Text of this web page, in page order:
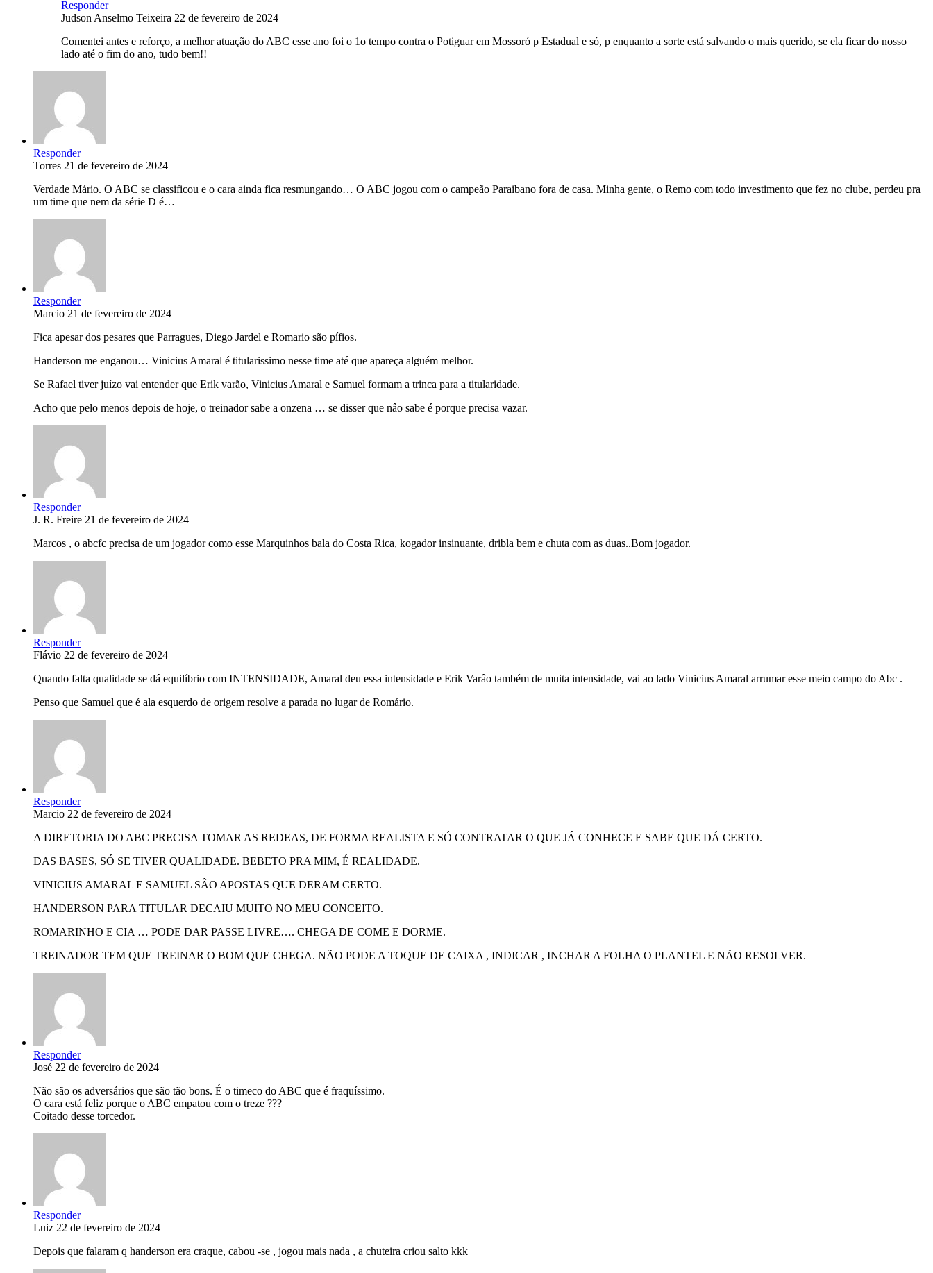
Responder
Judson Anselmo Teixeira 22 de fevereiro de 2024
Comentei antes e reforço, a melhor atuação do ABC esse ano foi o 1o tempo contra o Potiguar em Mossoró p Estadual e só, p enquanto a sorte está salvando o mais querido, se ela ficar do nosso
lado até o fim do ano, tudo bem!!
Responder
Torres 21 de fevereiro de 2024
Verdade Mário. O ABC se classificou e o cara ainda fica resmungando… O ABC jogou com o campeão Paraibano fora de casa. Minha gente, o Remo com todo investimento que fez no clube, perdeu pra
um time que nem da série D é…
Responder
Marcio 21 de fevereiro de 2024
Fica apesar dos pesares que Parragues, Diego Jardel e Romario são pífios.
Handerson me enganou… Vinicius Amaral é titularissimo nesse time até que apareça alguém melhor.
Se Rafael tiver juízo vai entender que Erik varão, Vinicius Amaral e Samuel formam a trinca para a titularidade.
Acho que pelo menos depois de hoje, o treinador sabe a onzena … se disser que nâo sabe é porque precisa vazar.
Responder
J. R. Freire 21 de fevereiro de 2024
Marcos , o abcfc precisa de um jogador como esse Marquinhos bala do Costa Rica, kogador insinuante, dribla bem e chuta com as duas..Bom jogador.
Responder
Flávio 22 de fevereiro de 2024
Quando falta qualidade se dá equilíbrio com INTENSIDADE, Amaral deu essa intensidade e Erik Varâo também de muita intensidade, vai ao lado Vinicius Amaral arrumar esse meio campo do Abc .
Penso que Samuel que é ala esquerdo de origem resolve a parada no lugar de Romário.
Responder
Marcio 22 de fevereiro de 2024
A DIRETORIA DO ABC PRECISA TOMAR AS REDEAS, DE FORMA REALISTA E SÓ CONTRATAR O QUE JÁ CONHECE E SABE QUE DÁ CERTO.
DAS BASES, SÓ SE TIVER QUALIDADE. BEBETO PRA MIM, É REALIDADE.
VINICIUS AMARAL E SAMUEL SÂO APOSTAS QUE DERAM CERTO.
HANDERSON PARA TITULAR DECAIU MUITO NO MEU CONCEITO.
ROMARINHO E CIA … PODE DAR PASSE LIVRE…. CHEGA DE COME E DORME.
TREINADOR TEM QUE TREINAR O BOM QUE CHEGA. NÃO PODE A TOQUE DE CAIXA , INDICAR , INCHAR A FOLHA O PLANTEL E NÃO RESOLVER.
Responder
José 22 de fevereiro de 2024
Não são os adversários que são tão bons. É o timeco do ABC que é fraquíssimo.
O cara está feliz porque o ABC empatou com o treze ???
Coitado desse torcedor.
Responder
Luiz 22 de fevereiro de 2024
Depois que falaram q handerson era craque, cabou -se , jogou mais nada , a chuteira criou salto kkk